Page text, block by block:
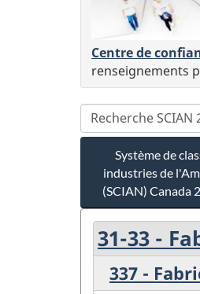
Centre de
renseignements
Système de
industries de
(SCIAN) Canada
31-33 -
337 -